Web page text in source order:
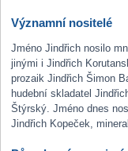
Významní nositelé
Jméno Jindřich nosilo
jinými i Jindřich
prozaik Jindřich Šimon
hudební skladatel
Štýrský. Jméno dnes
Jindřich Kopeček,